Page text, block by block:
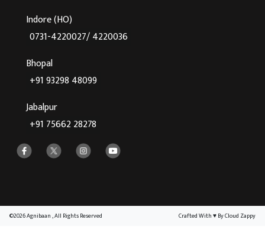
Indore (HO)
0731-4220027/ 4220036
Bhopal
+91 93298 48099
Jabalpur
+91 75662 28278
©2026 Agnibaan , All Rights Reserved Crafted With♥By Cloud Zappy